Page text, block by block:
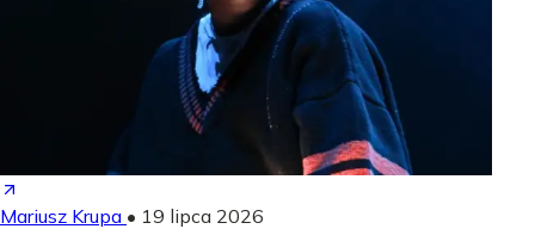
Mariusz Krupa • 19 lipca 2026